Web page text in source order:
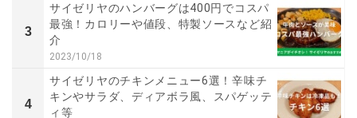
3
サイゼリヤのハンバーグは400円でコスパ
最強！カロリーや値段、特製ソースなど紹
介
2023/10/18
4
サイゼリヤのチキンメニュー6選！辛味チ
キンやサラダ、ディアボラ風、スパゲッテ
ィ等